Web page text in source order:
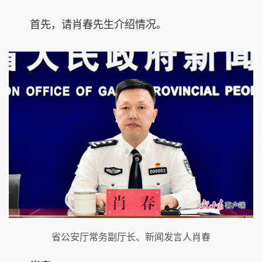
首先，请肖春先生介绍情况。
省公安厅常务副厅长、新闻发言人肖春